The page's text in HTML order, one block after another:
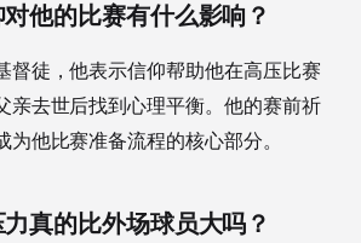
他的比赛有什么影响？
督徒，他表示信仰帮助他在高压比赛
亲去世后找到心理平衡。他的赛前祈
他比赛准备流程的核心部分。
真的比外场球员大吗？